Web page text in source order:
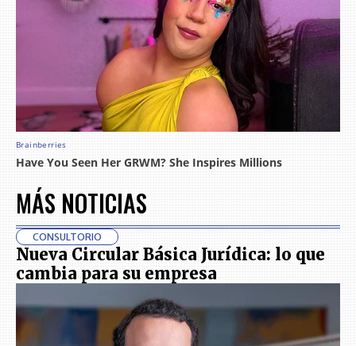
MÁS NOTICIAS
CONSULTORIO
Nueva Circular Básica Jurídica: lo que
cambia para su empresa